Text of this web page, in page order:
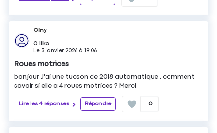
Giny
0 like
Le 3 janvier 2026 à19:06
Roues motrices
bonjour J'ai une tucson de 2018 automatique , comment
savoir si elle a 4 roues motrices ? Merci
Lire les 4 réponses Répondre 0